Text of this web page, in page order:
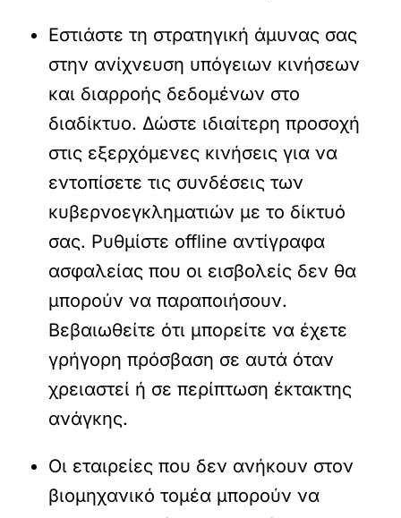
Εστιάστε τη στρατηγική άμυνας σας
στην ανίχνευση υπόγειων κινήσεων
και διαρροής δεδομένων στο
διαδίκτυο. Δώστε ιδιαίτερη προσοχή
στις εξερχόμενες κινήσεις για να
εντοπίσετε τις συνδέσεις των
κυβερνοεγκληματιών με το δίκτυό
σας. Ρυθμίστε offline αντίγραφα
ασφαλείας που οι εισβολείς δεν θα
μπορούν να παραποιήσουν.
Βεβαιωθείτε ότι μπορείτε να έχετε
γρήγορη πρόσβαση σε αυτά όταν
χρειαστεί ή σε περίπτωση έκτακτης
ανάγκης.
Οι εταιρείες που δεν ανήκουν στον
βιομηχανικό τομέα μπορούν να